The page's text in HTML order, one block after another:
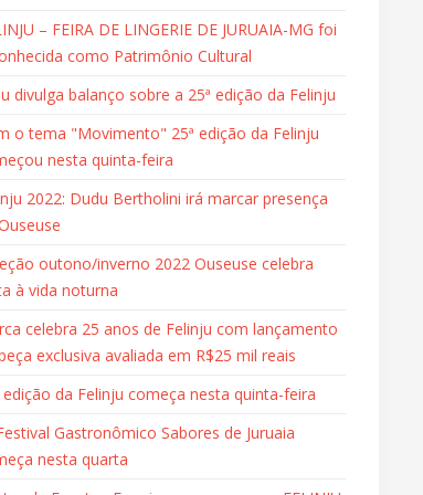
– FEIRA DE LINGERIE DE JURUAIA-MG foi
como Patrimônio Cultural
divulga balanço sobre a 25ª edição da Felinju
o tema "Movimento" 25ª edição da Felinju
nesta quinta-feira
2022: Dudu Bertholini irá marcar presença
outono/inverno 2022 Ouseuse celebra
à vida noturna
celebra 25 anos de Felinju com lançamento
exclusiva avaliada em R$25 mil reais
edição da Felinju começa nesta quinta-feira
Gastronômico Sabores de Juruaia
nesta quarta